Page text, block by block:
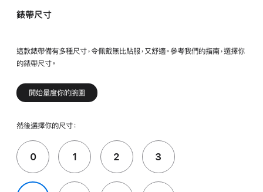
錶帶尺寸
這款錶帶備有多種尺寸，令佩戴無比貼服，又舒適。參考我們的指南，選擇你
的錶帶尺寸。
開始量度你的腕圍
然後選擇你的尺寸：
0 1 2 3